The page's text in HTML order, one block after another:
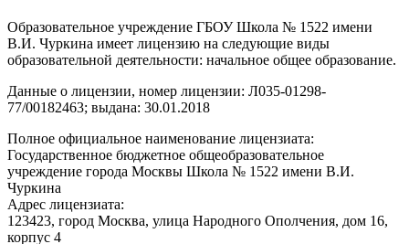
Образовательное учреждение ГБОУ Школа № 1522 имени
В.И. Чуркина имеет лицензию на следующие виды
образовательной деятельности: начальное общее образование.
Данные о лицензии, номер лицензии: Л035-01298-
77/00182463; выдана: 30.01.2018
Полное официальное наименование лицензиата:
Государственное бюджетное общеобразовательное
учреждение города Москвы Школа № 1522 имени В.И.
Чуркина
Адрес лицензиата:
123423, город Москва, улица Народного Ополчения, дом 16,
корпус 4